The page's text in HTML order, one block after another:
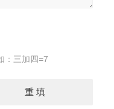
：三加四=7